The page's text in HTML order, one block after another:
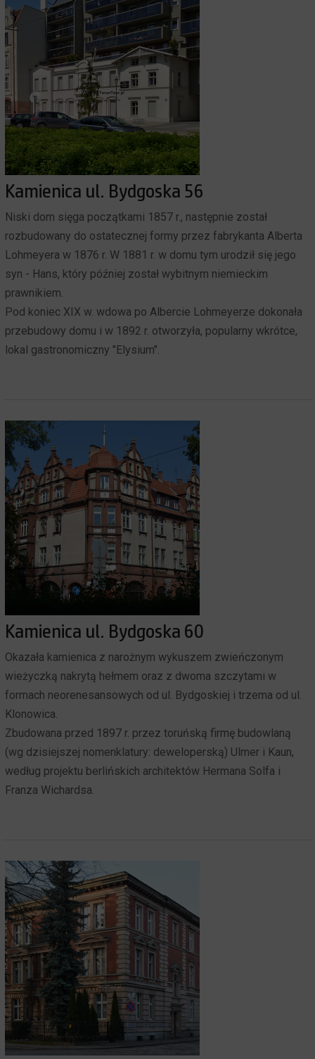
Kamienica ul. Bydgoska 56
Niski dom sięga początkami 1857 r., następnie został
rozbudowany do ostatecznej formy przez fabrykanta Alberta
Lohmeyera w 1876 r. W 1881 r. w domu tym urodził się jego
syn - Hans, który później został wybitnym niemieckim
prawnikiem.
Pod koniec XIX w. wdowa po Albercie Lohmeyerze dokonała
przebudowy domu i w 1892 r. otworzyła, popularny wkrótce,
lokal gastronomiczny "Elysium".
Kamienica ul. Bydgoska 60
Okazała kamienica z narożnym wykuszem zwieńczonym
wieżyczką nakrytą hełmem oraz z dwoma szczytami w
formach neorenesansowych od ul. Bydgoskiej i trzema od ul.
Klonowica.
Zbudowana przed 1897 r. przez toruńską firmę budowlaną
(wg dzisiejszej nomenklatury: deweloperską) Ulmer i Kaun,
według projektu berlińskich architektów Hermana Solfa i
Franza Wichardsa.